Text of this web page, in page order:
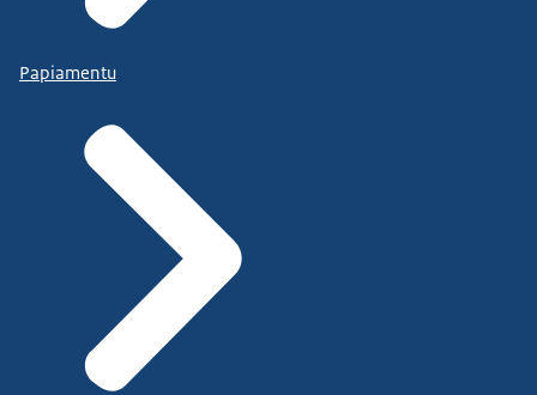
Papiamentu